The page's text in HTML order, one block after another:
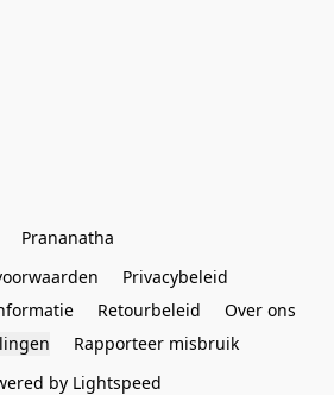
Prananatha
Privacybeleid
Retourbeleid
Over ons
Rapporteer misbruik
by Lightspeed